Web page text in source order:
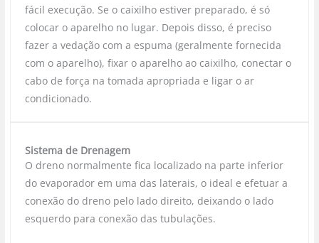
fácil execução. Se o caixilho estiver preparado, é só
colocar o aparelho no lugar. Depois disso, é preciso
fazer a vedação com a espuma (geralmente fornecida
com o aparelho), fixar o aparelho ao caixilho, conectar o
cabo de força na tomada apropriada e ligar o ar
condicionado.
Sistema de Drenagem
O dreno normalmente fica localizado na parte inferior
do evaporador em uma das laterais, o ideal e efetuar a
conexão do dreno pelo lado direito, deixando o lado
esquerdo para conexão das tubulações.